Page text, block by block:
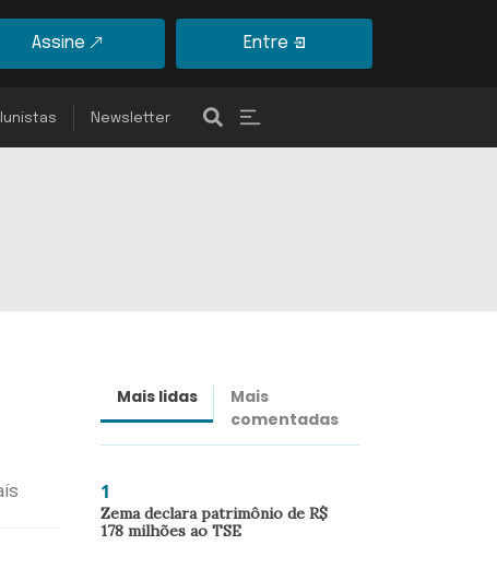
Assine Entre
Newsletter
Mais lidas
Mais
comentadas
1
Zema declara patrimônio de R$
178 milhões ao TSE